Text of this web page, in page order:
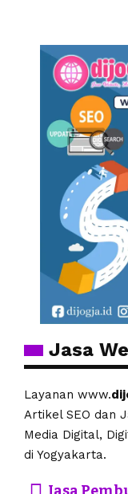
Jasa
Layanan www.
Artikel SEO dan
Media Digital,
di Yogyakarta.